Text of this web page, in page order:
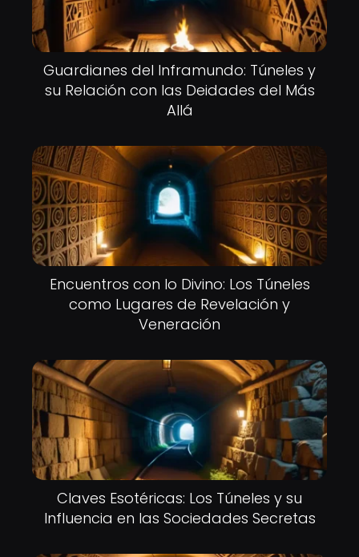
Guardianes del Inframundo: Túneles y
su Relación con las Deidades del Más
Allá
Encuentros con lo Divino: Los Túneles
como Lugares de Revelación y
Veneración
Claves Esotéricas: Los Túneles y su
Influencia en las Sociedades Secretas